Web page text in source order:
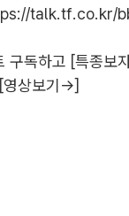
talk.tf.co.kr/
구독하고 [특종보
영상보기→]